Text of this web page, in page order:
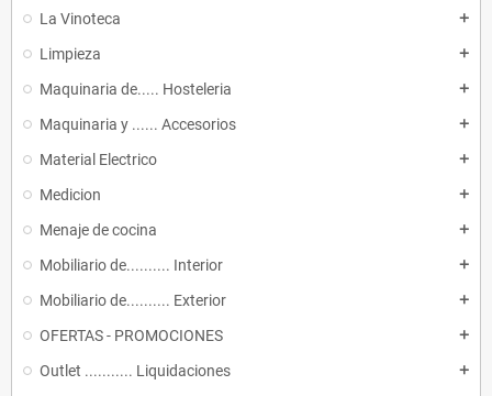
La Vinoteca
add
Limpieza add
Maquinaria de..... Hosteleria add
Maquinaria y ...... Accesorios add
Material Electrico add
Medicion add
Menaje de cocina add
Mobiliario de.......... Interior add
Mobiliario de.......... Exterior add
OFERTAS - PROMOCIONES add
Outlet ........... Liquidaciones add